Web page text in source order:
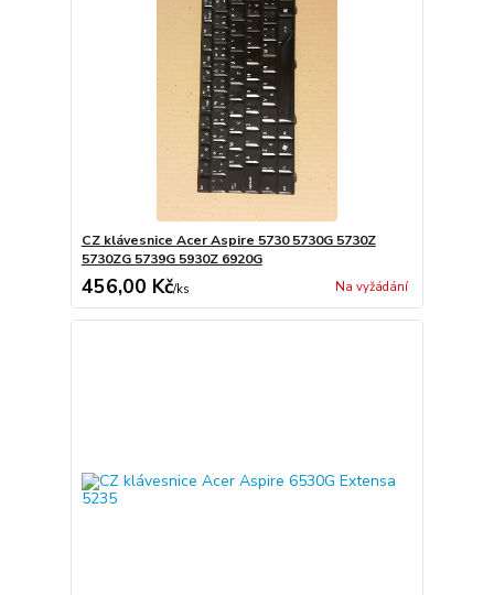
CZ klávesnice Acer Aspire 5730 5730G 5730Z
5730ZG 5739G 5930Z 6920G
456,00 Kč/ks Na vyžádání